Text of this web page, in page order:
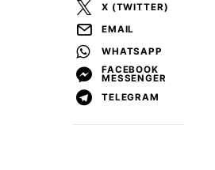
X (TWITTER)
EMAIL
WHATSAPP
FACEBOOK
MESSENGER
TELEGRAM